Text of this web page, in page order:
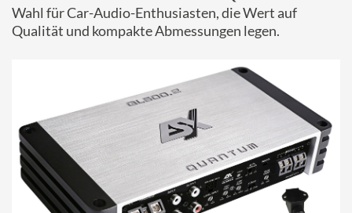
Wahl für Car-Audio-Enthusiasten, die Wert auf
Qualität und kompakte Abmessungen legen.